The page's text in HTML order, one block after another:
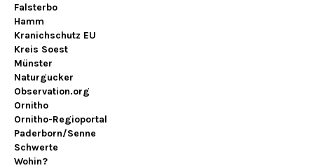
Falsterbo
Hamm
Kranichschutz EU
Kreis Soest
Münster
Naturgucker
Observation.org
Ornitho
Ornitho-Regioportal
Paderborn/Senne
Schwerte
Wohin?